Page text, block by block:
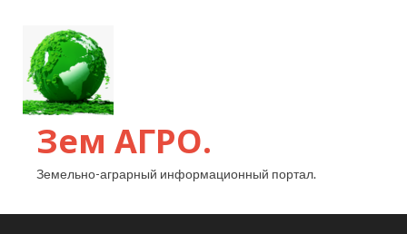
Зем АГРО.
Земельно-аграрный информационный портал.